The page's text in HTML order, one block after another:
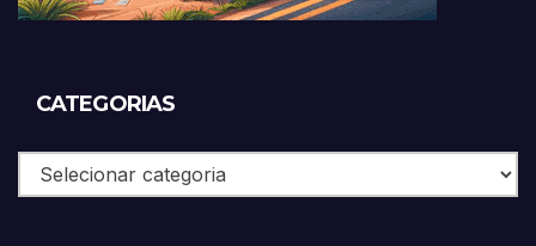
CATEGORIAS
Categorias